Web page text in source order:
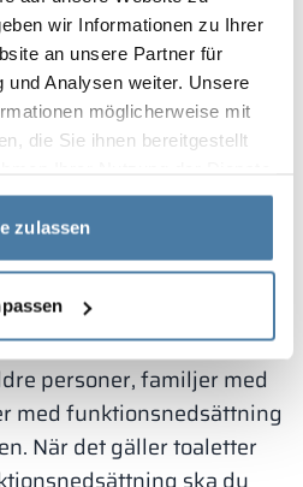
wir Informationen zu Ihrer
an unsere Partner für
und Analysen weiter. Unsere
möglicherweise mit
die Sie ihnen bereitgestellt
zulassen
enkelhet att
och hygien.
för
att anpassa den
personer med olika behov
personer, familjer med
med funktionsnedsättning
När det gäller toaletter